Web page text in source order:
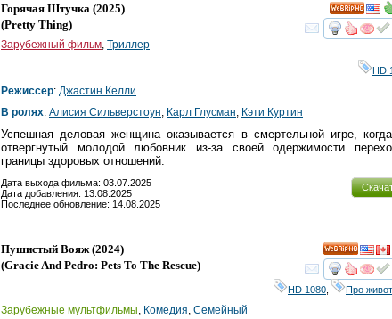
HD
Горячая Штучка (2025)
(Pretty Thing)
Зарубежный фильм, Триллер
HD
Режиссер: Джастин Келли
В ролях: Алисия Сильверстоун, Карл Глусман, Кэти Куртин
Успешная деловая женщина оказывается в смертельной игре,
отвергнутый молодой любовник из-за своей одержимости
границы здоровых отношений.
Дата выхода фильма: 03.07.2025
Дата добавления: 13.08.2025
Последнее обновление: 14.08.2025
HD
Пушистый Вояж (2024)
(Gracie And Pedro: Pets To The Rescue)
HD 1080 Про
Зарубежные мультфильмы, Комедия, Семейный